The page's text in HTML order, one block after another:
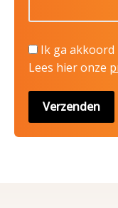
Ik ga akkoord
Lees hier onze